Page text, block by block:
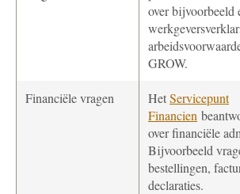
over bijvoorbeeld
GROW.
Financiële vragen HetServicepunt
Financien
over financiële
Bijvoorbeeld
bestellingen,
declaraties.